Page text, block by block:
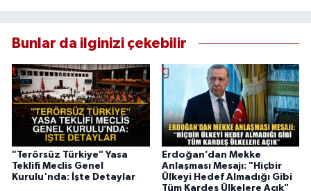
Bunlar da ilginizi çekebilir
"Terörsüz Türkiye" Yasa
Teklifi Meclis Genel
Kurulu'nda: İşte Detaylar
Erdoğan’dan Mekke
Anlaşması Mesajı: "Hiçbir
Ülkeyi Hedef Almadığı Gibi
Tüm Kardeş Ülkelere Açık"